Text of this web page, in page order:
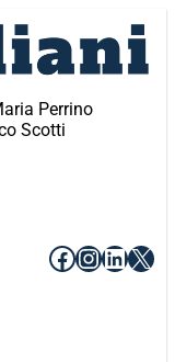
Perrino
Scotti
Facebook
X